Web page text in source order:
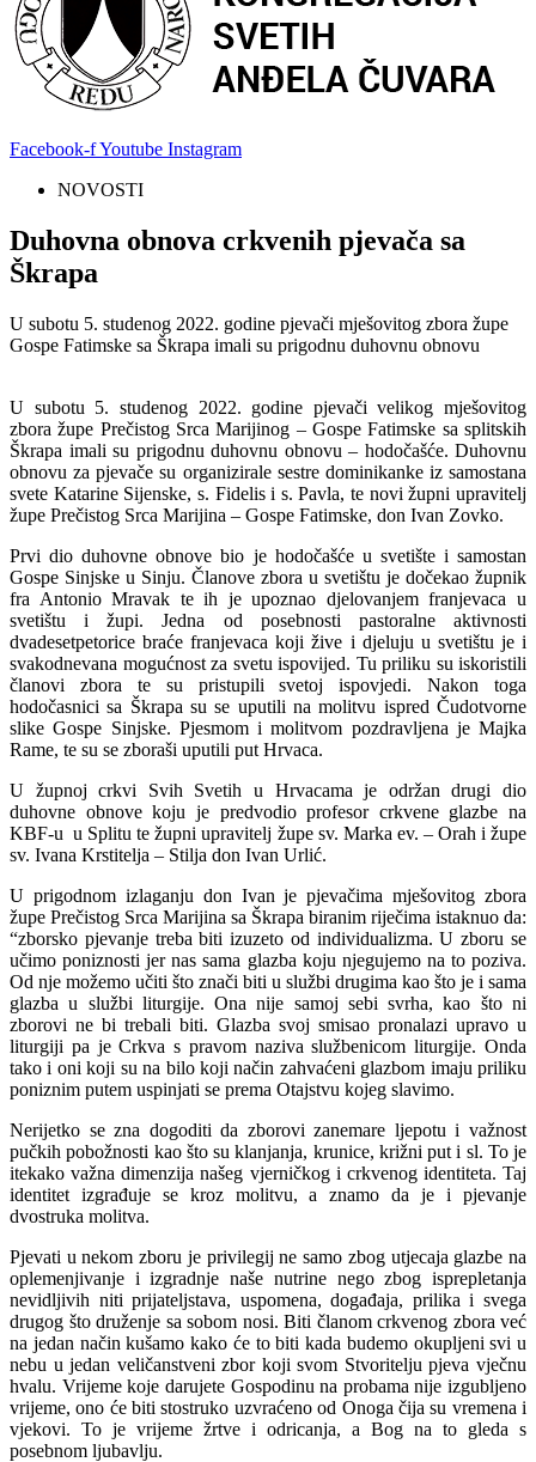
Facebook-fYoutube Instagram
NOVOSTI
Duhovna obnova crkvenih pjevača sa
Škrapa
U subotu 5. studenog 2022. godine pjevači mješovitog zbora župe
Gospe Fatimske sa Škrapa imali su prigodnu duhovnu obnovu
U subotu 5. studenog 2022. godine pjevači velikog mješovitog
zbora župe Prečistog Srca Marijinog – Gospe Fatimske sa splitskih
Škrapa imali su prigodnu duhovnu obnovu – hodočašće. Duhovnu
obnovu za pjevače su organizirale sestre dominikanke iz samostana
svete Katarine Sijenske, s. Fidelis i s. Pavla, te novi župni upravitelj
župe Prečistog Srca Marijina – Gospe Fatimske, don Ivan Zovko.
Prvi dio duhovne obnove bio je hodočašće u svetište i samostan
Gospe Sinjske u Sinju. Članove zbora u svetištu je dočekao župnik
fra Antonio Mravak te ih je upoznao djelovanjem franjevaca u
svetištu i župi. Jedna od posebnosti pastoralne aktivnosti
dvadesetpetorice braće franjevaca koji žive i djeluju u svetištu je i
svakodnevana mogućnost za svetu ispovijed. Tu priliku su iskoristili
članovi zbora te su pristupili svetoj ispovjedi. Nakon toga
hodočasnici sa Škrapa su se uputili na molitvu ispred Čudotvorne
slike Gospe Sinjske. Pjesmom i molitvom pozdravljena je Majka
Rame, te su se zboraši uputili put Hrvaca.
U župnoj crkvi Svih Svetih u Hrvacama je održan drugi dio
duhovne obnove koju je predvodio profesor crkvene glazbe na
KBF-u u Splitu te župni upravitelj župe sv. Marka ev. – Orah i župe
sv. Ivana Krstitelja – Stilja don Ivan Urlić.
U prigodnom izlaganju don Ivan je pjevačima mješovitog zbora
župe Prečistog Srca Marijina sa Škrapa biranim riječima istaknuo da:
“zborsko pjevanje treba biti izuzeto od individualizma. U zboru se
učimo poniznosti jer nas sama glazba koju njegujemo na to poziva.
Od nje možemo učiti što znači biti u službi drugima kao što je i sama
glazba u službi liturgije. Ona nije samoj sebi svrha, kao što ni
zborovi ne bi trebali biti. Glazba svoj smisao pronalazi upravo u
liturgiji pa je Crkva s pravom naziva službenicom liturgije. Onda
tako i oni koji su na bilo koji način zahvaćeni glazbom imaju priliku
poniznim putem uspinjati se prema Otajstvu kojeg slavimo.
Nerijetko se zna dogoditi da zborovi zanemare ljepotu i važnost
pučkih pobožnosti kao što su klanjanja, krunice, križni put i sl. To je
itekako važna dimenzija našeg vjerničkog i crkvenog identiteta. Taj
identitet izgrađuje se kroz molitvu, a znamo da je i pjevanje
dvostruka molitva.
Pjevati u nekom zboru je privilegij ne samo zbog utjecaja glazbe na
oplemenjivanje i izgradnje naše nutrine nego zbog isprepletanja
nevidljivih niti prijateljstava, uspomena, događaja, prilika i svega
drugog što druženje sa sobom nosi. Biti članom crkvenog zbora već
na jedan način kušamo kako će to biti kada budemo okupljeni svi u
nebu u jedan veličanstveni zbor koji svom Stvoritelju pjeva vječnu
hvalu. Vrijeme koje darujete Gospodinu na probama nije izgubljeno
vrijeme, ono će biti stostruko uzvraćeno od Onoga čija su vremena i
vjekovi. To je vrijeme žrtve i odricanja, a Bog na to gleda s
posebnom ljubavlju.